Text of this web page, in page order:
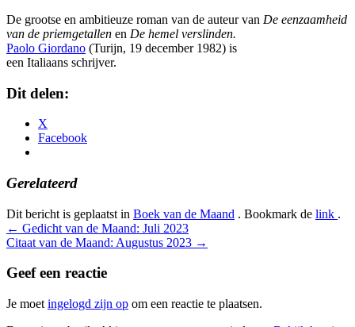
De grootse en ambitieuze roman van de auteur van De eenzaamheid
van de priemgetallen en De hemel verslinden.
Paolo Giordano (Turijn, 19 december 1982) is
een Italiaans schrijver.
Dit delen:
X
Facebook
Gerelateerd
Dit bericht is geplaatst in Boek van de Maand . Bookmark de link .
Bericht
navigatie
← Gedicht van de Maand: Juli 2023
Citaat van de Maand: Augustus 2023 →
Geef een reactie
Je moet ingelogd zijn op om een reactie te plaatsen.